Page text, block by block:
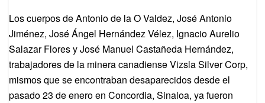
Los cuerpos de Antonio de la O Valdez, José Antonio
Jiménez, José Ángel Hernández Vélez, Ignacio Aurelio
Salazar Flores y José Manuel Castañeda Hernández,
trabajadores de la minera canadiense Vizsla Silver Corp,
mismos que se encontraban desaparecidos desde el
pasado 23 de enero en Concordia, Sinaloa, ya fueron